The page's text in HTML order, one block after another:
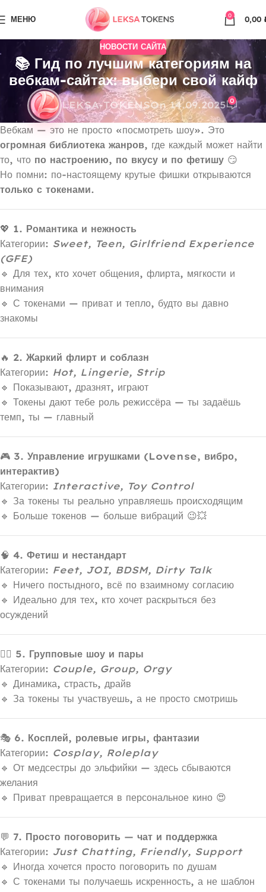
МЕНЮ 0 0,00
НОВОСТИ САЙТА
📚 Гид по лучшим категориям на
вебкам-сайтах: выбери свой кайф
LEKSA-TOKENSOn 14.09.2025 0
Вебкам — это не просто «посмотреть шоу». Это
огромная библиотека жанров, где каждый может найти
то, что по настроению, по вкусу и по фетишу 😏
Но помни: по-настоящему крутые фишки открываются
только с токенами.
💖 1. Романтика и нежность
Категории: Sweet, Teen, Girlfriend Experience
(GFE)
🔹 Для тех, кто хочет общения, флирта, мягкости и
внимания
🔹 С токенами — приват и тепло, будто вы давно
знакомы
🔥 2. Жаркий флирт и соблазн
Категории: Hot, Lingerie, Strip
🔹 Показывают, дразнят, играют
🔹 Токены дают тебе роль режиссёра — ты задаёшь
темп, ты — главный
🎮 3. Управление игрушками (Lovense, вибро,
интерактив)
Категории: Interactive, Toy Control
🔹 За токены ты реально управляешь происходящим
🔹 Больше токенов — больше вибраций 😉💥
🧠 4. Фетиш и нестандарт
Категории: Feet, JOI, BDSM, Dirty Talk
🔹 Ничего постыдного, всё по взаимному согласию
🔹 Идеально для тех, кто хочет раскрыться без
осуждений
👯‍♀️ 5. Групповые шоу и пары
Категории: Couple, Group, Orgy
🔹 Динамика, страсть, драйв
🔹 За токены ты участвуешь, а не просто смотришь
🎭 6. Косплей, ролевые игры, фантазии
Категории: Cosplay, Roleplay
🔹 От медсестры до эльфийки — здесь сбываются
желания
🔹 Приват превращается в персональное кино 😍
💬 7. Просто поговорить — чат и поддержка
Категории: Just Chatting, Friendly, Support
🔹 Иногда хочется просто поговорить по душам
🔹 С токенами ты получаешь искренность, а не шаблон